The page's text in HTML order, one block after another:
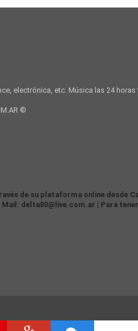
electrónica, etc. Música las 24
©
de su plataforma online desde
Mail: delta80@live.com.ar | Para